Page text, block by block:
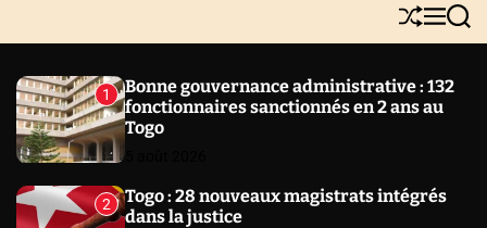
W
S
S
h
l
e
M
e
u
S
e
r
c
1
Bonne gouvernance administrative : 132
fonctionnaires sanctionnés en 2 ans au
Togo
2
Togo : 28 nouveaux magistrats intégrés
dans la justice